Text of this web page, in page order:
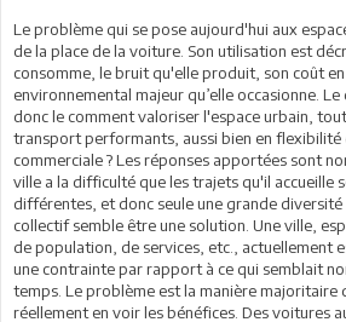
Le problème qui se pose aujourd'hui aux
de la place de la voiture. Son utilisation est
consomme, le bruit qu'elle produit, son coût
environnemental majeur qu’elle occasionne.
donc le comment valoriser l'espace urbain,
transport performants, aussi bien en flexibilité
commerciale ? Les réponses apportées sont
ville a la difficulté que les trajets qu'il accueille
différentes, et donc seule une grande
collectif semble être une solution. Une ville,
de population, de services, etc., actuellement
une contrainte par rapport à ce qui semblait
temps. Le problème est la manière majoritaire
réellement en voir les bénéfices. Des voitures